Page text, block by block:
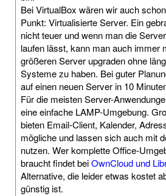
Bei VirtualBox wären wir auch
Punkt: Virtualisierte Server. Ein
nicht teuer und wenn man die
laufen lässt, kann man auch immer
größeren Server upgraden ohne
Systeme zu haben. Bei guter
auf einen neuen Server in 10
Für die meisten Server-
eine einfache LAMP-Umgebung.
bieten Email-Client, Kalender,
mögliche und lassen sich auch mit
nutzen. Wer komplette Office-
braucht findet beiOwnCloud und
Alternative, die leider etwas kostet
günstig ist.